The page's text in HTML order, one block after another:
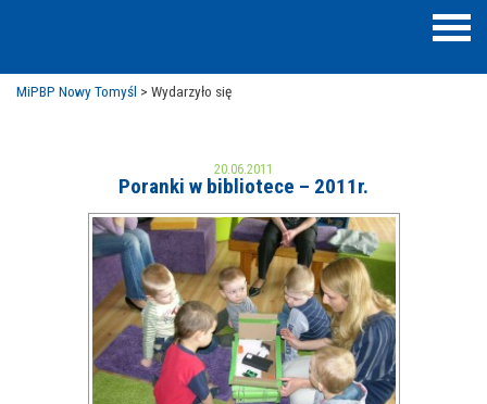
MOJE KONTO
AKTUALNOŚCI
NAJBLIŻSZE WYDARZENIA
WYDARZENIA BIEŻĄCE
NASZA OFERTA
STREFA WIEDZY O REGIONIE
MiPBP Nowy Tomyśl > Wydarzyło się
20.06.2011
Poranki w bibliotece – 2011r.